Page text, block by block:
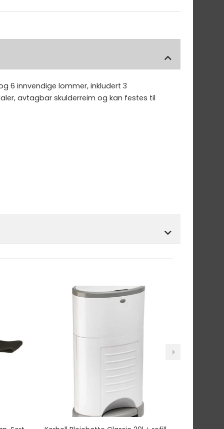
6 innvendige lommer, inkludert 3
avtagbar skulderreim og kan festes til